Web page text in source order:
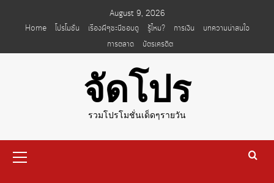
August 9, 2026
Home
โปรโมชั่น เรื่องผีๆชะนีชอบดู รู้ไหม? การเงิน
บทความน่าสนใจ
การตลาด
บัตรเครดิต
จัดโปร
รวมโปรโมชั่นเด็ดๆรายวัน
Menu